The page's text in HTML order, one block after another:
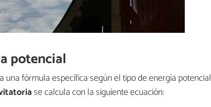
potencial
una fórmula específica según el tipo de energía potencial
se calcula con la siguiente ecuación: